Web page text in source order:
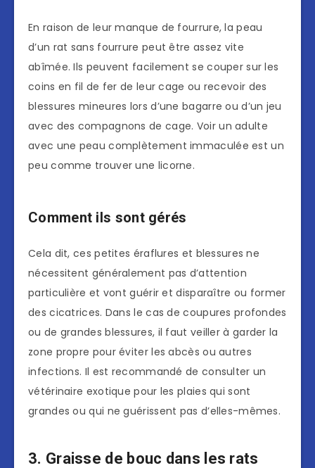
En raison de leur manque de fourrure, la peau
d’un rat sans fourrure peut être assez vite
abîmée. Ils peuvent facilement se couper sur les
coins en fil de fer de leur cage ou recevoir des
blessures mineures lors d’une bagarre ou d’un jeu
avec des compagnons de cage. Voir un adulte
avec une peau complètement immaculée est un
peu comme trouver une licorne.
Comment ils sont gérés
Cela dit, ces petites éraflures et blessures ne
nécessitent généralement pas d’attention
particulière et vont guérir et disparaître ou former
des cicatrices. Dans le cas de coupures profondes
ou de grandes blessures, il faut veiller à garder la
zone propre pour éviter les abcès ou autres
infections. Il est recommandé de consulter un
vétérinaire exotique pour les plaies qui sont
grandes ou qui ne guérissent pas d’elles-mêmes.
3. Graisse de bouc dans les rats